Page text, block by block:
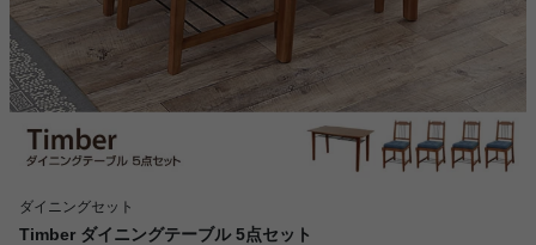
ダイニングセット
Timber ダイニングテーブル 5点セット